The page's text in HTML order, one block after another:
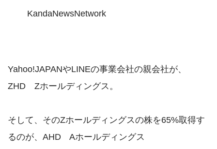
KandaNewsNetwork
Yahoo!JAPANやLINEの事業会社の親会社が、
ZHD Zホールディングス。
そして、そのZホールディングスの株を65%取得す
るのが、AHD Aホールディングス